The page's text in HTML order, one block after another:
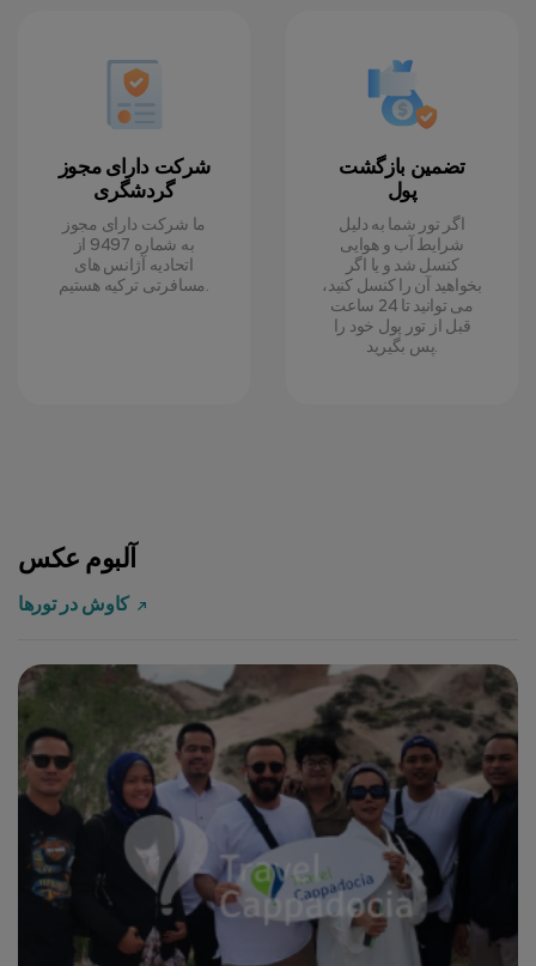
شرکت دارای مجوز
گردشگری
ما شرکت دارای مجوز
به شماره 9497 از
اتحادیه آژانس های
مسافرتی ترکیه هستیم.
تضمین بازگشت
پول
اگر تور شما به دلیل
شرایط آب و هوایی
کنسل شد و یا اگر
بخواهید آن را کنسل کنید،
می توانید تا 24 ساعت
قبل از تور پول خود را
پس بگیرید.
آلبوم عکس
کاوش در تورها